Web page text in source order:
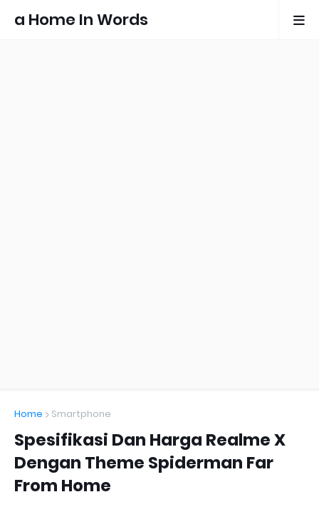
a Home In Words
Home Smartphone
Spesifikasi Dan Harga Realme X
Dengan Theme Spiderman Far
From Home